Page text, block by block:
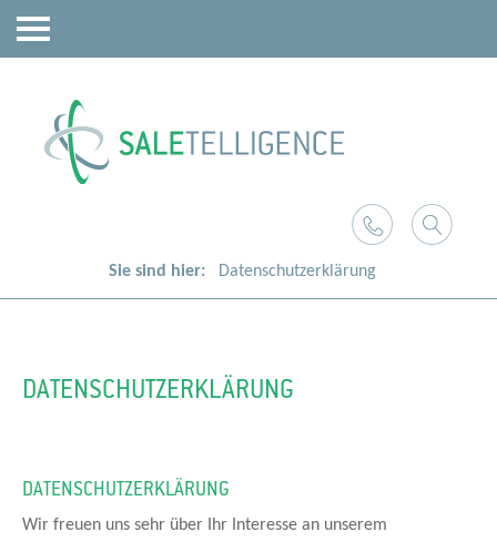
Sie sind hier: Datenschutzerklärung
DATENSCHUTZERKLÄRUNG
DATENSCHUTZERKLÄRUNG
Wir freuen uns sehr über Ihr Interesse an unserem